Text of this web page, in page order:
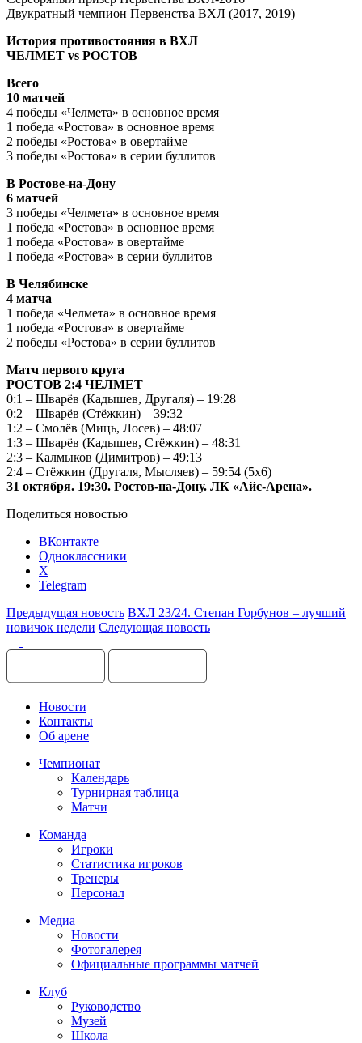
Двукратный чемпион Первенства ВХЛ (2017, 2019)
История противостояния в ВХЛ
ЧЕЛМЕТ vs РОСТОВ
Всего
10 матчей
4 победы «Челмета» в основное время
1 победа «Ростова» в основное время
2 победы «Ростова» в овертайме
3 победы «Ростова» в серии буллитов
В Ростове-на-Дону
6 матчей
3 победы «Челмета» в основное время
1 победа «Ростова» в основное время
1 победа «Ростова» в овертайме
1 победа «Ростова» в серии буллитов
В Челябинске
4 матча
1 победа «Челмета» в основное время
1 победа «Ростова» в овертайме
2 победы «Ростова» в серии буллитов
Матч первого круга
РОСТОВ 2:4 ЧЕЛМЕТ
0:1 – Шварёв (Кадышев, Другаля) – 19:28
0:2 – Шварёв (Стёжкин) – 39:32
1:2 – Смолёв (Миць, Лосев) – 48:07
1:3 – Шварёв (Кадышев, Стёжкин) – 48:31
2:3 – Калмыков (Димитров) – 49:13
2:4 – Стёжкин (Другаля, Мысляев) – 59:54 (5х6)
31 октября. 19:30. Ростов-на-Дону. ЛК «Айс-Арена».
Поделиться новостью
ВКонтакте
Одноклассники
X
Telegram
Предыдущая новость ВХЛ 23/24. Степан Горбунов – лучший
новичок недели Следующая новость
Новости
Контакты
Об арене
Чемпионат
Календарь
Турнирная таблица
Матчи
Команда
Игроки
Статистика игроков
Тренеры
Персонал
Медиа
Новости
Фотогалерея
Официальные программы матчей
Клуб
Руководство
Музей
Школа